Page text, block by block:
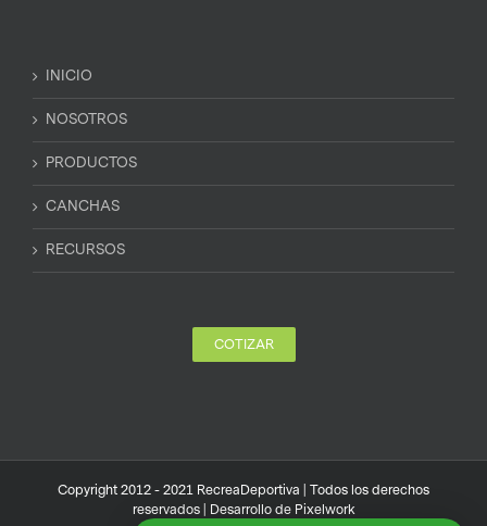
INICIO
NOSOTROS
PRODUCTOS
CANCHAS
RECURSOS
COTIZAR
Copyright 2012 - 2021 RecreaDeportiva | Todos los derechos
reservados | Desarrollo de Pixelwork